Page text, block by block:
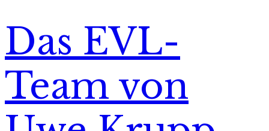
Das EVL-
Team von